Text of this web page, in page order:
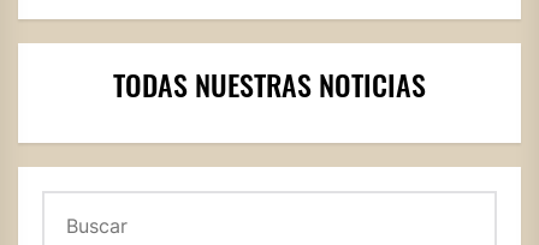
TODAS NUESTRAS NOTICIAS